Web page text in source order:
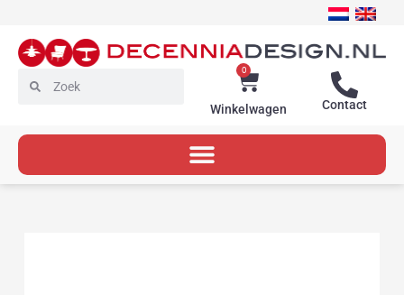
inhoud
0
Winkelwagen
Winkelwagen Contact